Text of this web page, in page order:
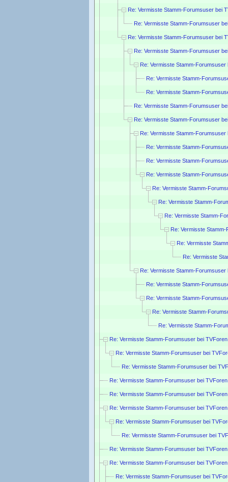
Re: Vermisste Stamm-Forumsuser bei
Re: Vermisste Stamm-Forumsuser
Re: Vermisste Stamm-Forumsuser bei
Re: Vermisste Stamm-Forumsuser
Re: Vermisste Stamm-Forumsuser
Re: Vermisste Stamm-
Re: Vermisste Stamm-
Re: Vermisste Stamm-Forumsuser
Re: Vermisste Stamm-Forumsuser
Re: Vermisste Stamm-Forumsuser
Re: Vermisste Stamm-
Re: Vermisste Stamm-
Re: Vermisste Stamm-
Re: Vermisste Stamm-
Re: Vermisste Stamm-
Re: Vermisste Stamm-
Re: Vermisste
Re: Vermisste
Re: Vermisste
Re: Vermisste Stamm-Forumsuser
Re: Vermisste Stamm-
Re: Vermisste Stamm-
Re: Vermisste Stamm-
Re: Vermisste Stamm-
Re: Vermisste Stamm-Forumsuser bei
Re: Vermisste Stamm-Forumsuser bei
Re: Vermisste Stamm-Forumsuser bei
Re: Vermisste Stamm-Forumsuser bei
Re: Vermisste Stamm-Forumsuser bei
Re: Vermisste Stamm-Forumsuser bei
Re: Vermisste Stamm-Forumsuser bei
Re: Vermisste Stamm-Forumsuser bei
Re: Vermisste Stamm-Forumsuser bei
Re: Vermisste Stamm-Forumsuser bei
Re: Vermisste Stamm-Forumsuser bei